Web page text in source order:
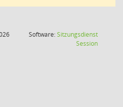
Software:Sitzungsdienst
Session(Wird in